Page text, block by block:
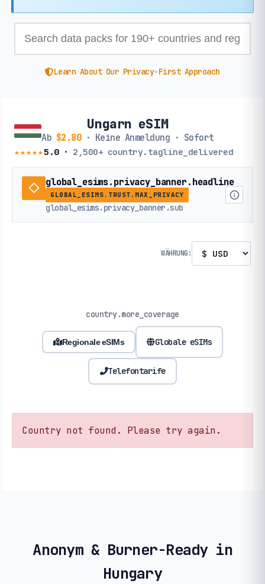
Learn About Our Privacy-First Approach
Ungarn eSIM
Ab $2.80· Keine Anmeldung · Sofort
★★★★★5.0· 2,500+ country.tagline_delivered
global_esims.privacy_banner.headline
GLOBAL_ESIMS.TRUST.MAX_PRIVACY
global_esims.privacy_banner.sub
WÄHRUNG:
country.more_coverage
Regionale eSIMs Globale eSIMs
Telefontarife
Country not found. Please try again.
Anonym & Burner-Ready in
Hungary